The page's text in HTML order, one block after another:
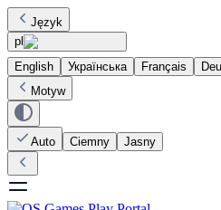
Język
pl
English
Українська Français
Motyw
Auto Ciemny Jasny